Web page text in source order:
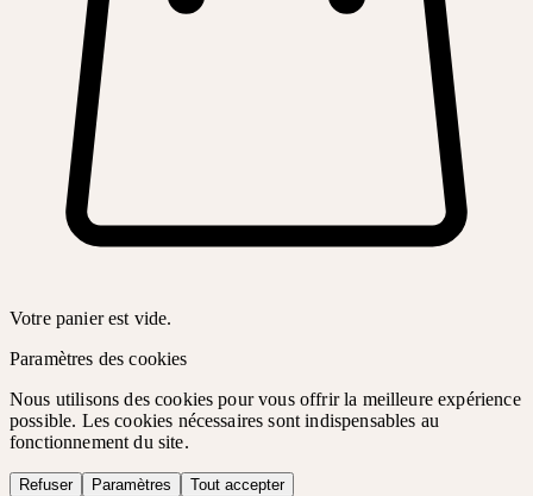
Votre panier est vide.
Paramètres des cookies
Nous utilisons des cookies pour vous offrir la meilleure expérience
possible. Les cookies nécessaires sont indispensables au
fonctionnement du site.
Refuser Paramètres Tout accepter